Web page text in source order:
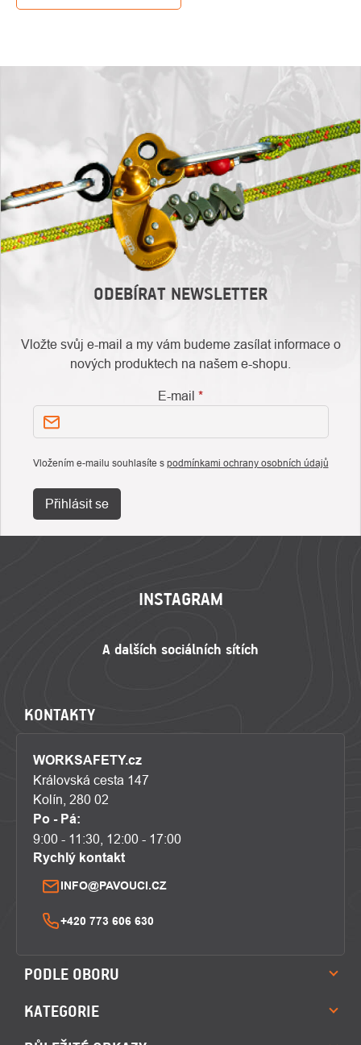
ODEBÍRAT NEWSLETTER
Vložte svůj e-mail a my vám budeme zasílat informace o
nových produktech na našem e-shopu.
E-mail
Vložením e-mailu souhlasíte s podmínkami ochrany osobních údajů
Přihlásit se
INSTAGRAM
KONTAKTY
WORKSAFETY.cz
Královská cesta 147
Kolín, 280 02
Po - Pá:
9:00 - 11:30, 12:00 - 17:00
Rychlý kontakt
INFO@PAVOUCI.CZ
+420 773 606 630
PODLE OBORU
KATEGORIE